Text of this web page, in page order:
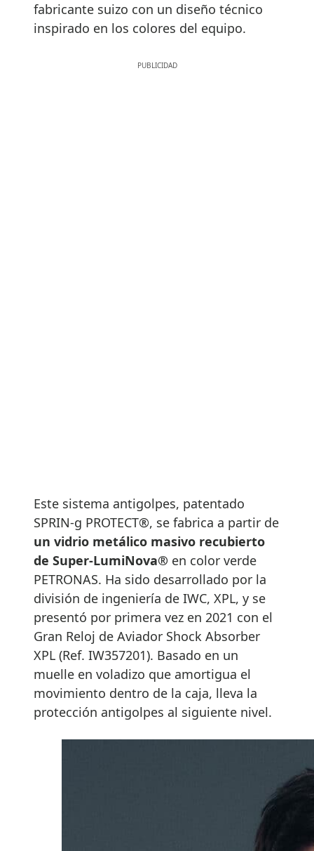
fabricante suizo con un diseño técnico
inspirado en los colores del equipo.
Este sistema antigolpes, patentado
SPRIN-g PROTECT®, se fabrica a partir de
un vidrio metálico masivo recubierto
de Super-LumiNova® en color verde
PETRONAS. Ha sido desarrollado por la
división de ingeniería de IWC, XPL, y se
presentó por primera vez en 2021 con el
Gran Reloj de Aviador Shock Absorber
XPL (Ref. IW357201). Basado en un
muelle en voladizo que amortigua el
movimiento dentro de la caja, lleva la
protección antigolpes al siguiente nivel.